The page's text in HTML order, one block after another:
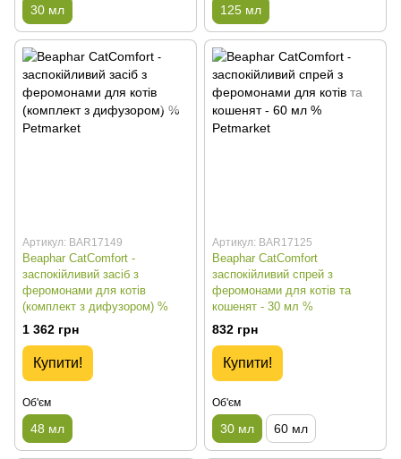
30 мл 125 мл
Артикул: BAR17149
Beaphar CatComfort -
заспокійливий засіб з
феромонами для котів
(комплект з дифузором) %
1 362 грн
Купити!
Об'єм
48 мл
Артикул: BAR17125
Beaphar CatComfort
заспокійливий спрей з
феромонами для котів та
кошенят - 30 мл %
832 грн
Купити!
Об'єм
30 мл 60 мл